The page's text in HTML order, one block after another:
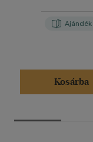
Ajándék
Kosárba